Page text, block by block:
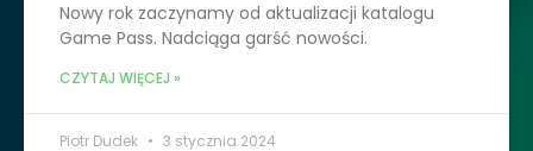
Nowy rok zaczynamy od aktualizacji katalogu
Game Pass. Nadciąga garść nowości.
CZYTAJ WIĘCEJ »
Piotr Dudek 3 stycznia 2024